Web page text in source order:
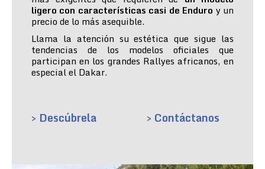
ligero con características casi de Enduro y un
precio de lo más asequible.
Llama la atención su estética que sigue las
tendencias de los modelos oficiales que
participan en los grandes Rallyes africanos, en
especial el Dakar.
> Descúbrela > Contáctanos